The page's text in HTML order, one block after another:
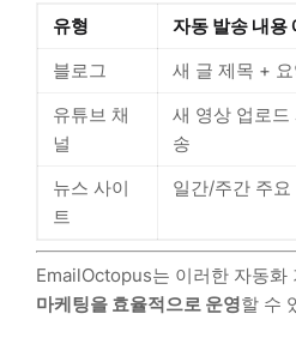
유형
자동 발송 내용
블로그
새 글 제목 +
유튜브 채
널
새 영상 업로
송
뉴스 사이
트
일간/주간 주
EmailOctopus는 이러한 자동화
마케팅을 효율적으로 운영할 수